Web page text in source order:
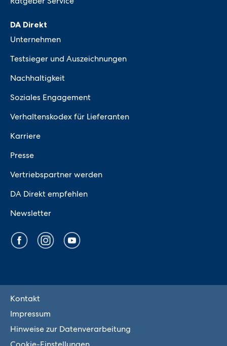
DA Direkt
Unternehmen
Testsieger und Auszeichnungen
Nachhaltigkeit
Soziales Engagement
Verhaltenskodex für Lieferanten
Karriere
Presse
Vertriebspartner werden
DA Direkt empfehlen
Newsletter
Kontakt
Impressum
Hinweise zur Datenverarbeitung